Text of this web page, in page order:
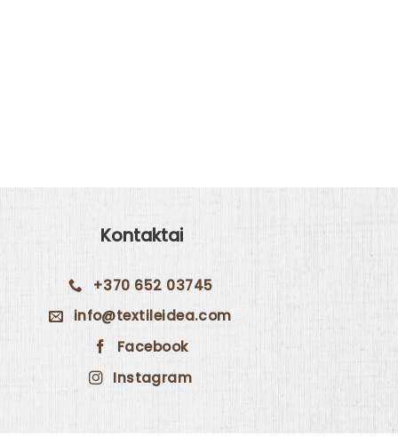
Kontaktai
+370 652 03745
info@textileidea.com
Facebook
Instagram